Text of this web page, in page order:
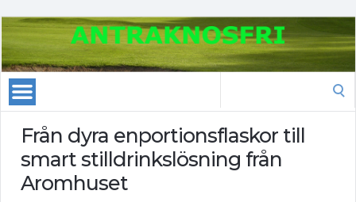
Från dyra enportionsflaskor till
smart stilldrinkslösning från
Aromhuset